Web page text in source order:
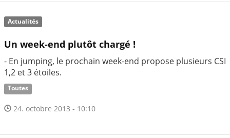
Actualités
Un week-end plutôt chargé !
- En jumping, le prochain week-end propose plusieurs CSI
1,2 et 3 étoiles.
Toutes
24. octobre 2013 - 10:10